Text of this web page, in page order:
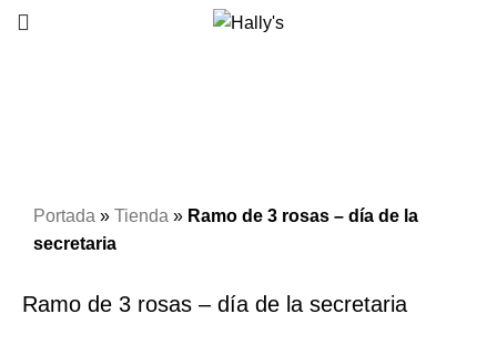
Portada »Tienda » Ramo de 3 rosas – día de la
secretaria
Ramo de 3 rosas – día de la secretaria